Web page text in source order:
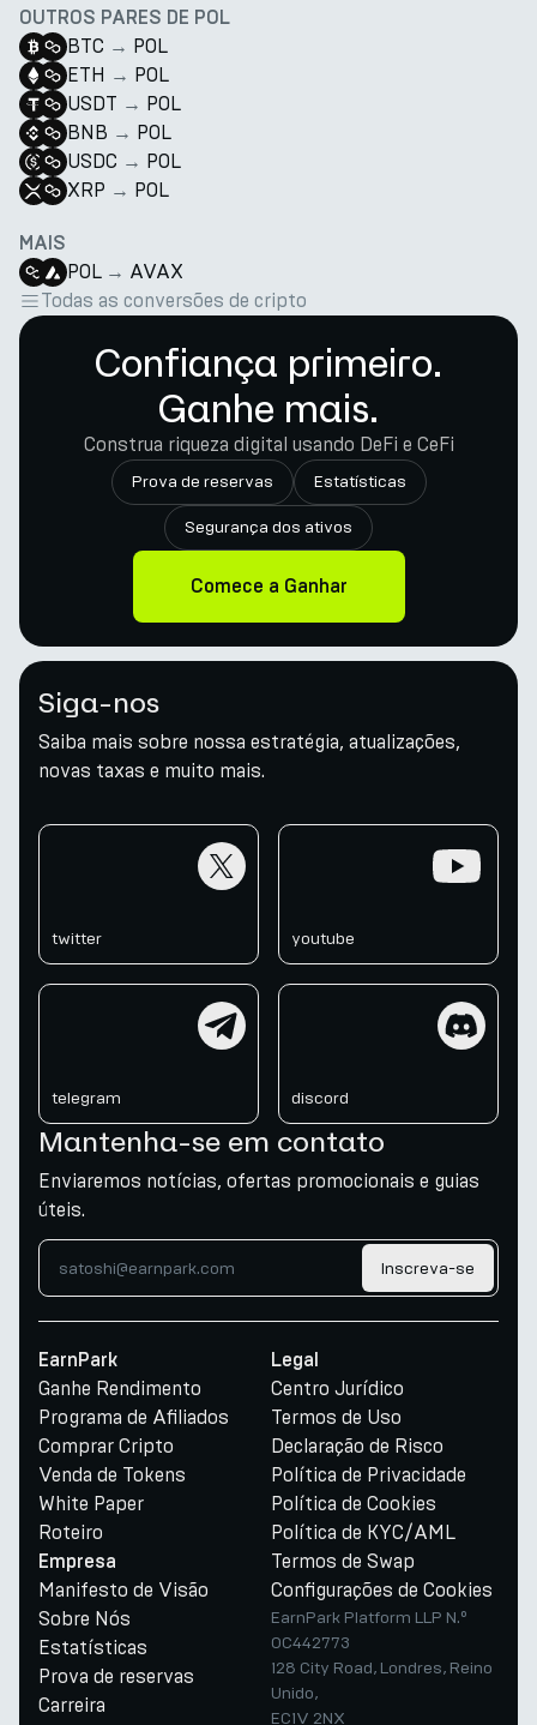
OUTROS PARES DE POL
BTC → POL
ETH → POL
USDT → POL
BNB → POL
USDC → POL
XRP → POL
MAIS
POL → AVAX
Todas as conversões de cripto
Confiança primeiro.
Ganhe mais.
Construa riqueza digital usando DeFi e CeFi
Prova de reservas Estatísticas
Segurança dos ativos
Comece a Ganhar
Siga-nos
Saiba mais sobre nossa estratégia, atualizações,
novas taxas e muito mais.
twitter youtube
telegram discord
Mantenha-se em contato
Enviaremos notícias, ofertas promocionais e guias
úteis.
Inscreva-se
EarnPark
Ganhe Rendimento
Programa de Afiliados
Comprar Cripto
Venda de Tokens
White Paper
Roteiro
Empresa
Manifesto de Visão
Sobre Nós
Estatísticas
Prova de reservas
Carreira
Legal
Centro Jurídico
Termos de Uso
Declaração de Risco
Política de Privacidade
Política de Cookies
Política de KYC/AML
Termos de Swap
Configurações de Cookies
EarnPark Platform LLP N.º
OC442773
128 City Road, Londres, Reino
Unido,
EC1V 2NX